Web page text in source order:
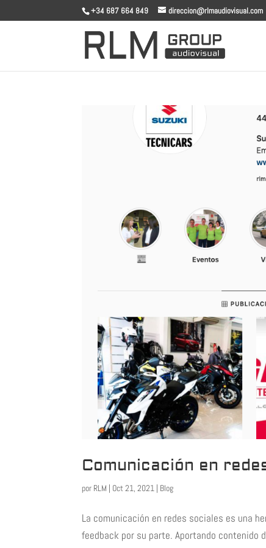
+34 687 664 849 direccion@rlmaudiovisual.com
Comunicación en
por RLM Oct 21, 2021 Blog
La comunicación en redes sociales es una
feedback por su parte. Aportando contenido